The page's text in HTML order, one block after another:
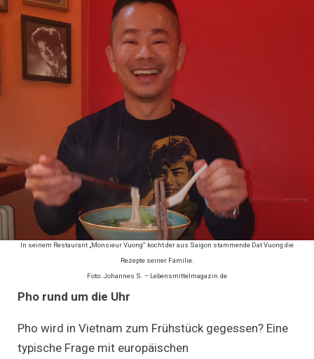
In seinem Restaurant „Monsieur Vuong“ kocht der aus Saigon stammende Dat Vuong die
Rezepte seiner Familie.
Foto: Johannes S. – Lebensmittelmagazin.de
Pho rund um die Uhr
Pho wird in Vietnam zum Frühstück gegessen? Eine
typische Frage mit europäischen